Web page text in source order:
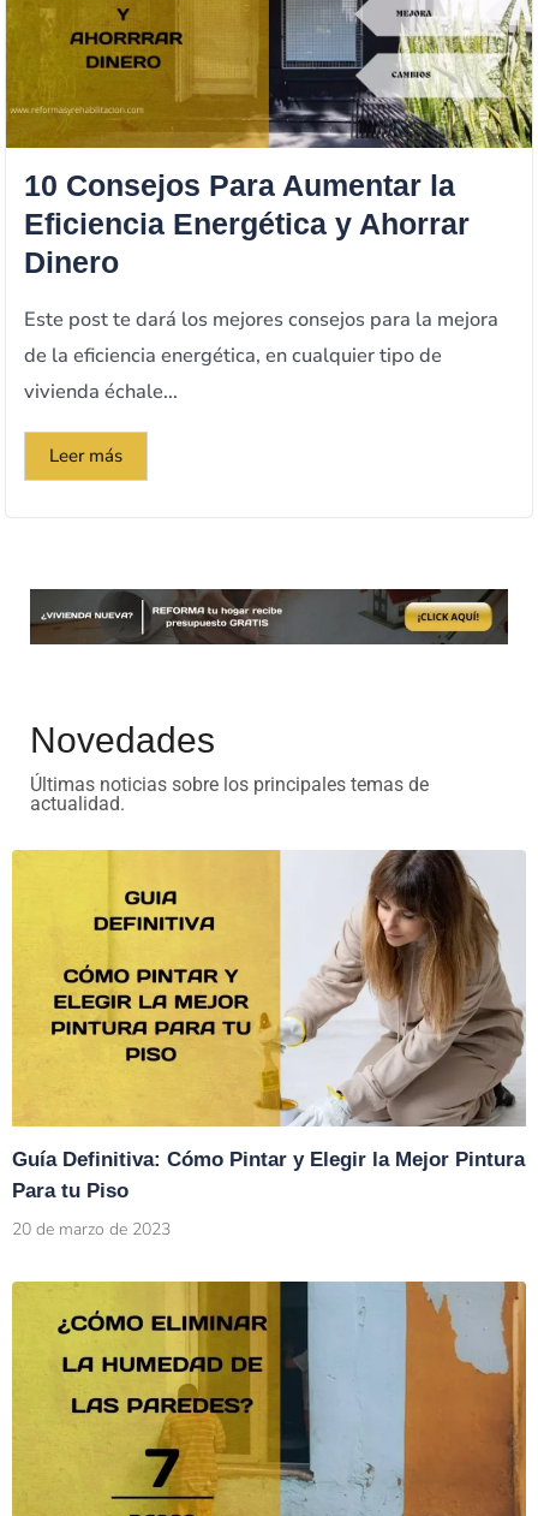
10 Consejos Para Aumentar la
Eficiencia Energética y Ahorrar
Dinero
Este post te dará los mejores consejos para la mejora
de la eficiencia energética, en cualquier tipo de
vivienda échale...
Leer más
Novedades
Últimas noticias sobre los principales temas de
actualidad.
Guía Definitiva: Cómo Pintar y Elegir la Mejor Pintura
Para tu Piso
20 de marzo de 2023